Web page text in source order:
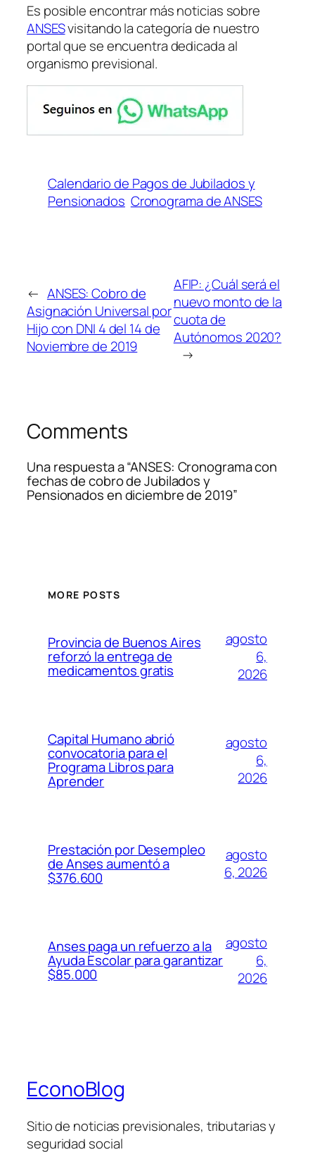
Es posible encontrar más noticias sobre
ANSESvisitando la categoría de nuestro
portal que se encuentra dedicada al
organismo previsional.
Calendario de Pagos de Jubilados y
Pensionados Cronograma de ANSES
← ANSES: Cobro de
Asignación Universal por
Hijo con DNI 4 del 14 de
Noviembre de 2019
AFIP: ¿Cuál será el
nuevo monto de la
cuota de
Autónomos 2020?
→
Comments
Una respuesta a “ANSES: Cronograma con
fechas de cobro de Jubilados y
Pensionados en diciembre de 2019”
MORE POSTS
Provincia de Buenos Aires
reforzó la entrega de
medicamentos gratis
agosto
6,
2026
Capital Humano abrió
convocatoria para el
Programa Libros para
Aprender
agosto
6,
2026
Prestación por Desempleo
de Anses aumentó a
$376.600
agosto
6, 2026
Anses paga un refuerzo a la
Ayuda Escolar para garantizar
$85.000
agosto
6,
2026
EconoBlog
Sitio de noticias previsionales, tributarias y
seguridad social